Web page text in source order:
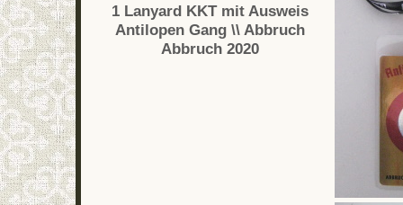
1 Lanyard KKT mit Ausweis
Antilopen Gang \\ Abbruch
Abbruch 2020